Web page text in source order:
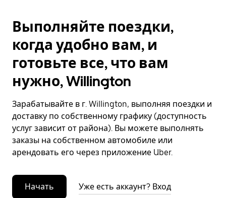
Выполняйте поездки,
когда удобно вам, и
готовьте все, что вам
нужно, Willington
Зарабатывайте в г. Willington, выполняя поездки и
доставку по собственному графику (доступность
услуг зависит от района). Вы можете выполнять
заказы на собственном автомобиле или
арендовать его через приложение Uber.
Начать Уже есть аккаунт? Вход